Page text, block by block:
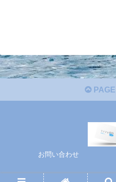
お問い合わせ